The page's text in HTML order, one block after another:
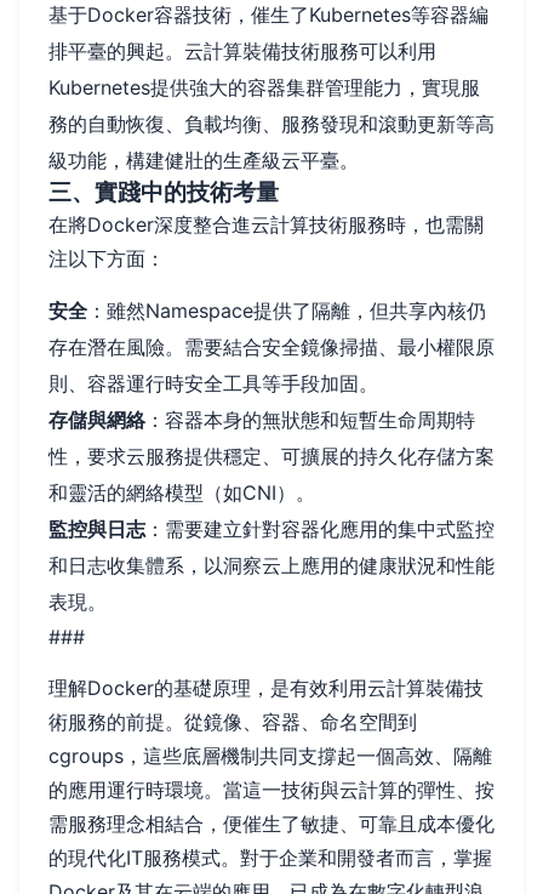
基于Docker容器技術，催生了Kubernetes等容器編
排平臺的興起。云計算裝備技術服務可以利用
Kubernetes提供強大的容器集群管理能力，實現服
務的自動恢復、負載均衡、服務發現和滾動更新等高
級功能，構建健壯的生產級云平臺。
三、實踐中的技術考量
在將Docker深度整合進云計算技術服務時，也需關
注以下方面：
安全 ：雖然Namespace提供了隔離，但共享內核仍
存在潛在風險。需要結合安全鏡像掃描、最小權限原
則、容器運行時安全工具等手段加固。
存儲與網絡：容器本身的無狀態和短暫生命周期特
性，要求云服務提供穩定、可擴展的持久化存儲方案
和靈活的網絡模型（如CNI）。
監控與日志 ：需要建立針對容器化應用的集中式監控
和日志收集體系，以洞察云上應用的健康狀況和性能
表現。
###
理解Docker的基礎原理，是有效利用云計算裝備技
術服務的前提。從鏡像、容器、命名空間到
cgroups，這些底層機制共同支撐起一個高效、隔離
的應用運行時環境。當這一技術與云計算的彈性、按
需服務理念相結合，便催生了敏捷、可靠且成本優化
的現代化IT服務模式。對于企業和開發者而言，掌握